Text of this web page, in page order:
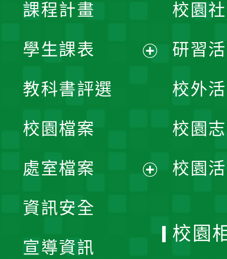
課程計畫
學生課表
單
教科書評選
校園檔案
處室檔案
資訊安全
宣導資訊
校園
研習
校外
校園
校園
校園